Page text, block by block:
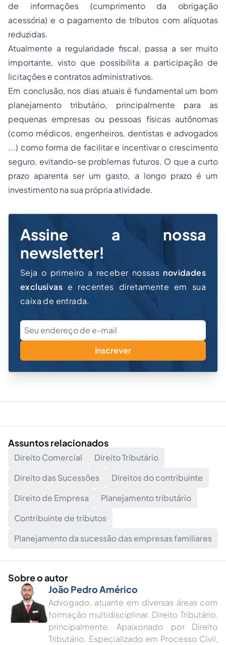
de informações (cumprimento da obrigação
acessória) e o pagamento de tributos com alíquotas
reduzidas.
Atualmente a regularidade fiscal, passa a ser muito
importante, visto que possibilita a participação de
licitações e contratos administrativos.
Em conclusão, nos dias atuais é fundamental um bom
planejamento tributário, principalmente para as
pequenas empresas ou pessoas físicas autônomas
(como médicos, engenheiros, dentistas e advogados
...) como forma de facilitar e incentivar o crescimento
seguro, evitando-se problemas futuros. O que a curto
prazo aparenta ser um gasto, a longo prazo é um
investimento na sua própria atividade.
Assine a nossa
newsletter!
Seja o primeiro a receber nossas novidades
exclusivas e recentes diretamente em sua
caixa de entrada.
Inscrever
Assuntos relacionados
Direito Comercial
Direito Tributário
Direito das Sucessões
Direitos do contribuinte
Direito de Empresa
Planejamento tributário
Contribuinte de tributos
Planejamento da sucessão das empresas familiares
Sobre o autor
João Pedro Américo
Advogado, atuante em diversas áreas com
formação multidisciplinar. Direito Tributário,
principalmente. Apaixonado por Direito
Tributário. Especializado em Processo Civil,